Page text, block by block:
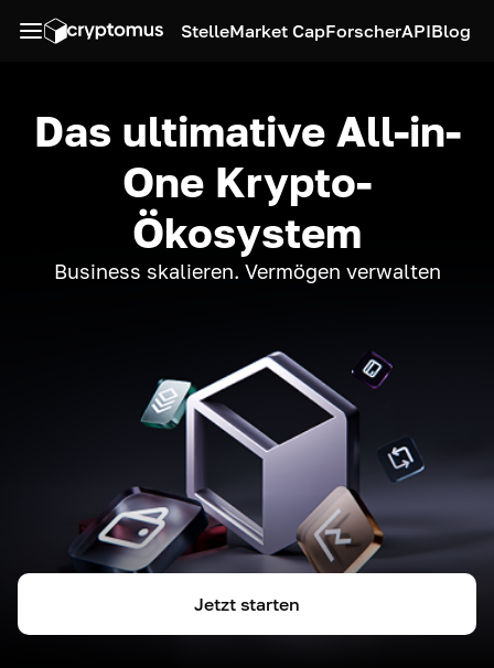
StelleMarket CapForscherAPIBlog
Das ultimative All-in-
One Krypto-
Ökosystem
Business skalieren. Vermögen verwalten
Jetzt starten